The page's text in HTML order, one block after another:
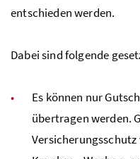
entschieden werden.
Dabei sind folgende
Es können nur
übertragen werden.